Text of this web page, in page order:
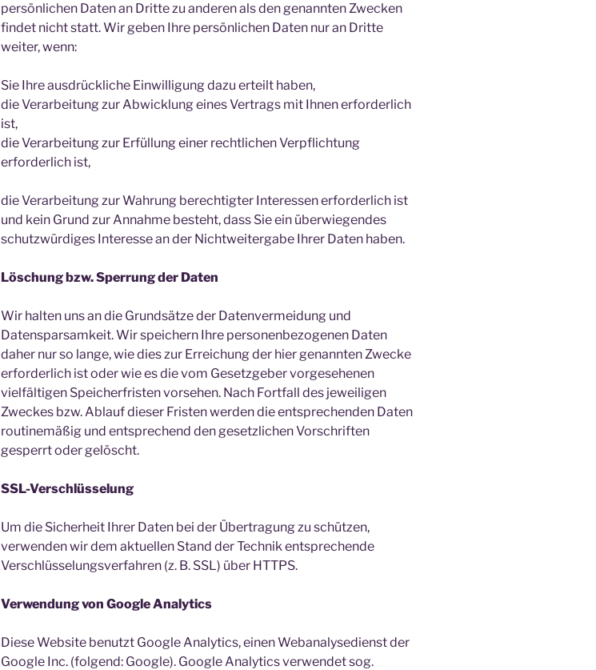
persönlichen Daten an Dritte zu anderen als den genannten Zwecken
findet nicht statt. Wir geben Ihre persönlichen Daten nur an Dritte
weiter, wenn:
Sie Ihre ausdrückliche Einwilligung dazu erteilt haben,
die Verarbeitung zur Abwicklung eines Vertrags mit Ihnen erforderlich
ist,
die Verarbeitung zur Erfüllung einer rechtlichen Verpflichtung
erforderlich ist,
die Verarbeitung zur Wahrung berechtigter Interessen erforderlich ist
und kein Grund zur Annahme besteht, dass Sie ein überwiegendes
schutzwürdiges Interesse an der Nichtweitergabe Ihrer Daten haben.
Löschung bzw. Sperrung der Daten
Wir halten uns an die Grundsätze der Datenvermeidung und
Datensparsamkeit. Wir speichern Ihre personenbezogenen Daten
daher nur so lange, wie dies zur Erreichung der hier genannten Zwecke
erforderlich ist oder wie es die vom Gesetzgeber vorgesehenen
vielfältigen Speicherfristen vorsehen. Nach Fortfall des jeweiligen
Zweckes bzw. Ablauf dieser Fristen werden die entsprechenden Daten
routinemäßig und entsprechend den gesetzlichen Vorschriften
gesperrt oder gelöscht.
SSL-Verschlüsselung
Um die Sicherheit Ihrer Daten bei der Übertragung zu schützen,
verwenden wir dem aktuellen Stand der Technik entsprechende
Verschlüsselungsverfahren (z. B. SSL) über HTTPS.
Verwendung von Google Analytics
Diese Website benutzt Google Analytics, einen Webanalysedienst der
Google Inc. (folgend: Google). Google Analytics verwendet sog.